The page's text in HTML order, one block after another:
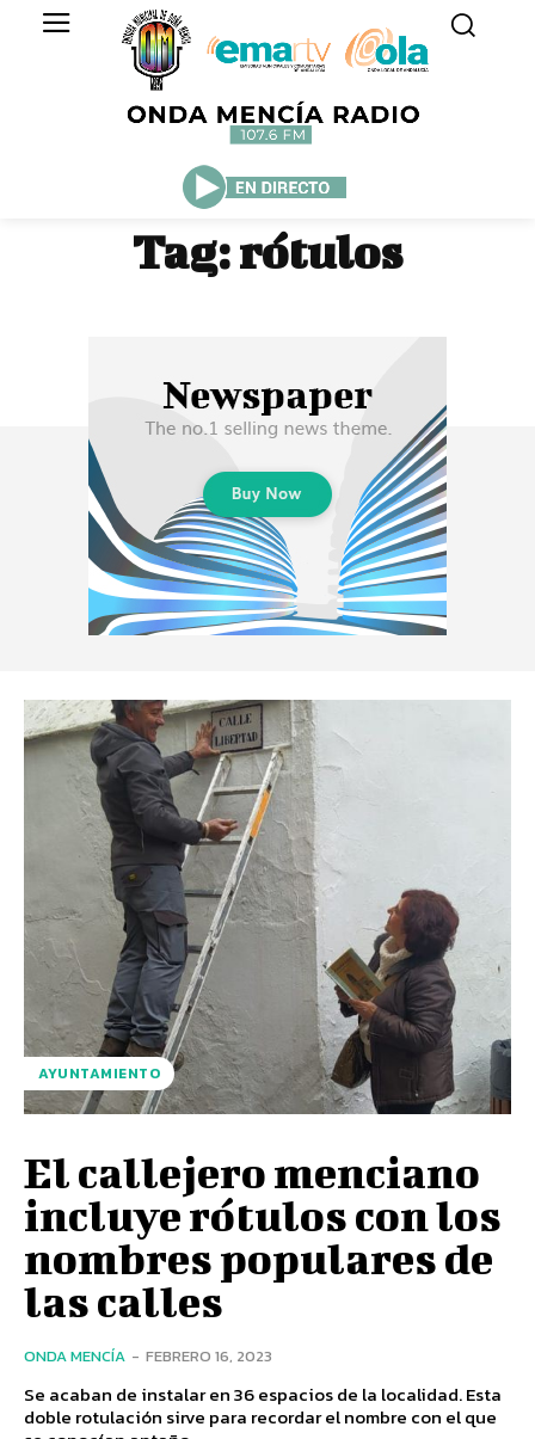
Tag:rótulos
AYUNTAMIENTO
El callejero menciano
incluye rótulos con los
nombres populares de
las calles
ONDA MENCÍA - FEBRERO 16, 2023
Se acaban de instalar en 36 espacios de la localidad. Esta
doble rotulación sirve para recordar el nombre con el que